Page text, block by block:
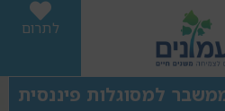
לתרום